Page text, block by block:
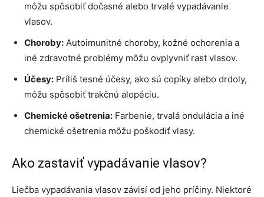
môžu spôsobiť dočasné alebo trvalé vypadávanie
vlasov.
Choroby: Autoimunitné choroby, kožné ochorenia a
iné zdravotné problémy môžu ovplyvniť rast vlasov.
Účesy: Príliš tesné účesy, ako sú copíky alebo drdoly,
môžu spôsobiť trakčnú alopéciu.
Chemické ošetrenia: Farbenie, trvalá ondulácia a iné
chemické ošetrenia môžu poškodiť vlasy.
Ako zastaviť vypadávanie vlasov?
Liečba vypadávania vlasov závisí od jeho príčiny. Niektoré